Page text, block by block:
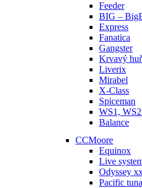
Feeder
BIG –
Express
Fanatica
Gangster
Krvavý
Liverix
Mirabel
X-Class
Spiceman
WS1,
Balance
CCMoore
Equinox
Live
Odyssey
Pacific tuna